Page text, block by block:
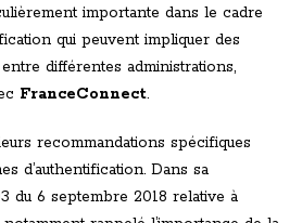
importante dans le cadre
qui peuvent impliquer des
différentes administrations,
FranceConnect.
recommandations spécifiques
d’authentification. Dans sa
du 6 septembre 2018 relative à